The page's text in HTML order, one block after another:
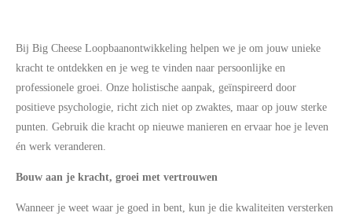
Bij Big Cheese Loopbaanontwikkeling helpen we je om jouw unieke
kracht te ontdekken en je weg te vinden naar persoonlijke en
professionele groei. Onze holistische aanpak, geïnspireerd door
positieve psychologie, richt zich niet op zwaktes, maar op jouw sterke
punten. Gebruik die kracht op nieuwe manieren en ervaar hoe je leven
én werk veranderen.
Bouw aan je kracht, groei met vertrouwen
Wanneer je weet waar je goed in bent, kun je die kwaliteiten versterken